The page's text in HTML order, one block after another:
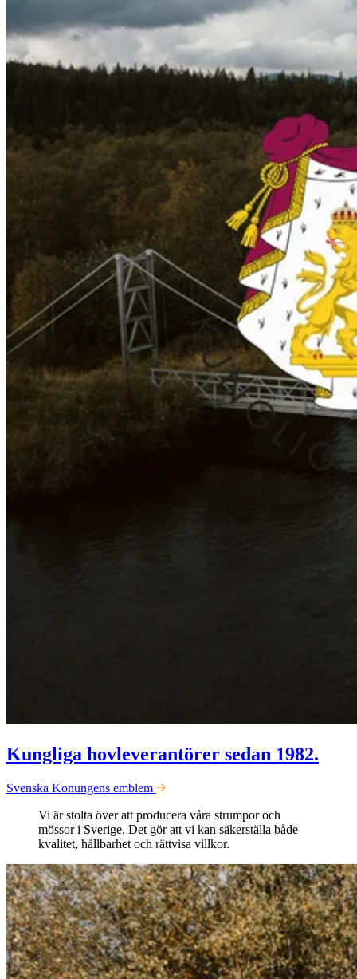
Kungliga hovleverantörer sedan 1982.
Svenska Konungens emblem
Vi är stolta över att producera våra strumpor och
mössor i Sverige. Det gör att vi kan säkerställa både
kvalitet, hållbarhet och rättvisa villkor.